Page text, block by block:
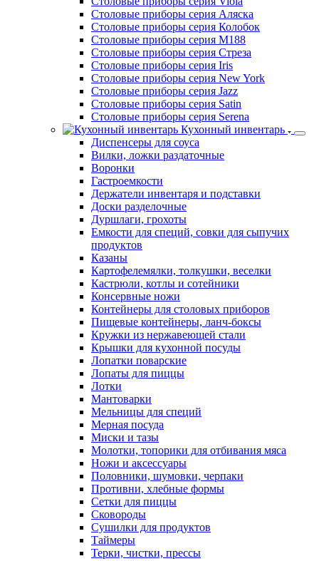
Столовые приборы серия Аляска
Столовые приборы серия Колобок
Столовые приборы серия М188
Столовые приборы серия Стреза
Столовые приборы серия Iris
Столовые приборы серия New York
Столовые приборы серия Jazz
Столовые приборы серия Satin
Столовые приборы серия Serena
Кухонный инвентарь
Диспенсеры для соуса
Вилки, ложки раздаточные
Воронки
Гастроемкости
Держатели инвентаря и подставки
Доски разделочные
Дуршлаги, грохоты
Емкости для специй, совки для сыпучих
продуктов
Казаны
Картофелемялки, толкушки, веселки
Кастрюли, котлы и сотейники
Консервные ножи
Контейнеры для столовых приборов
Пищевые контейнеры, ланч-боксы
Кружки из нержавеющей стали
Крышки для кухонной посуды
Лопатки поварские
Лопаты для пиццы
Лотки
Мантоварки
Мельницы для специй
Мерная посуда
Миски и тазы
Молотки, топорики для отбивания мяса
Ножи и аксессуары
Половники, шумовки, черпаки
Противни, хлебные формы
Сетки для пиццы
Сковороды
Сушилки для продуктов
Таймеры
Терки, чистки, прессы